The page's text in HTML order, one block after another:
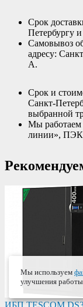
Срок
Петербургу
Самовывоз
адресу:
А.
Срок и
Санкт-
выбранной
Мы работаем
линии»,
ИБП TESCOM
Мы используем
улучшения работы